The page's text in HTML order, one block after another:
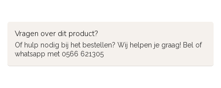
Vragen over dit product?
Of hulp nodig bij het bestellen? Wij helpen je graag! Bel of
whatsapp met 0566 621305